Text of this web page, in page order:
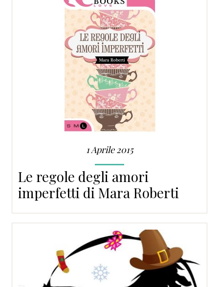
COLLABORAZIONI
CONTATTI
1 Aprile 2015
Le regole degli amori
imperfetti di Mara Roberti